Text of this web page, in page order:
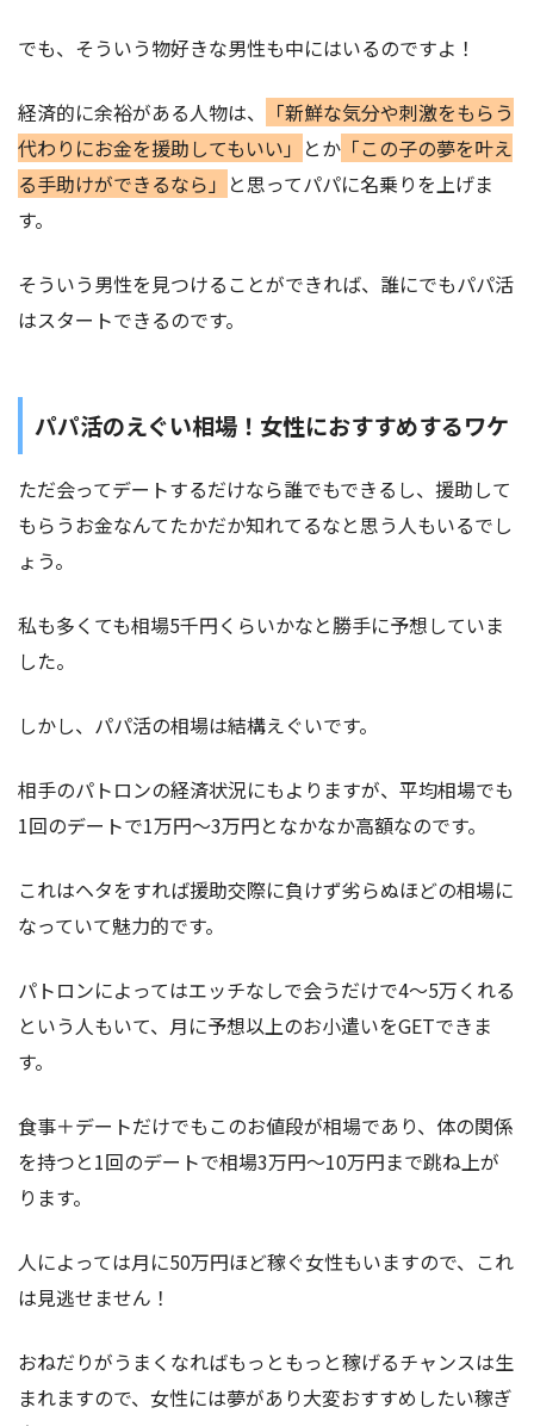
でも、そういう物好きな男性も中にはいるのですよ！
経済的に余裕がある人物は、
「新鮮な気分や刺激をもらう
代わりにお金を援助してもいい」 とか 「この子の夢を叶え
る手助けができるなら」 と思ってパパに名乗りを上げま
す。
そういう男性を見つけることができれば、誰にでもパパ活
はスタートできるのです。
パパ活のえぐい相場！女性におすすめするワケ
ただ会ってデートするだけなら誰でもできるし、援助して
もらうお金なんてたかだか知れてるなと思う人もいるでし
ょう。
私も多くても相場5千円くらいかなと勝手に予想していま
した。
しかし、パパ活の相場は結構えぐいです。
相手のパトロンの経済状況にもよりますが、平均相場でも
1回のデートで1万円～3万円となかなか高額なのです。
これはヘタをすれば援助交際に負けず劣らぬほどの相場に
なっていて魅力的です。
パトロンによってはエッチなしで会うだけで4～5万くれる
という人もいて、月に予想以上のお小遣いをGETできま
す。
食事＋デートだけでもこのお値段が相場であり、体の関係
を持つと1回のデートで相場3万円～10万円まで跳ね上が
ります。
人によっては月に50万円ほど稼ぐ女性もいますので、これ
は見逃せません！
おねだりがうまくなればもっともっと稼げるチャンスは生
まれますので、女性には夢があり大変おすすめしたい稼ぎ